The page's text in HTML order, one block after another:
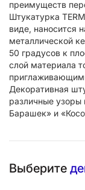
преимуществ
Штукатурка
виде, наносится
металлической
50 градусов к
слой материала
Декоративная
различные узоры
Барашек» и
Выберите